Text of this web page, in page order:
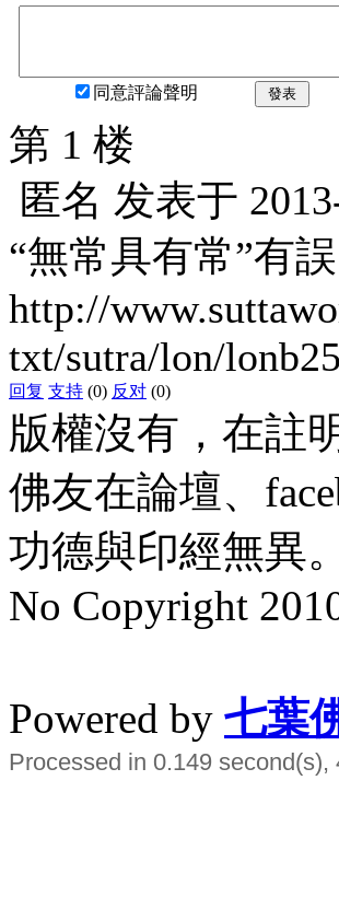
同意評論聲明 發表
第 1 楼
匿名 发表于
“無常具有常”有
http://
txt/sutra/lon/
回复 支持 (0) 反对 (0)
版權沒有，在註
佛友在論壇、
功德與印經無異。
No Copyright
Powered by 七葉
Processed in 0.149